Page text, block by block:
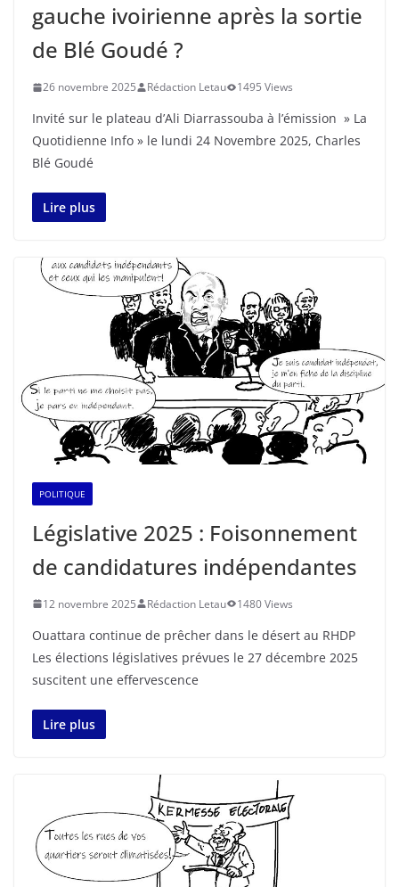
gauche ivoirienne après la sortie
de Blé Goudé ?
26 novembre 2025 Rédaction Letau 1495 Views
Invité sur le plateau d’Ali Diarrassouba à l’émission » La
Quotidienne Info » le lundi 24 Novembre 2025, Charles
Blé Goudé
Lire plus
POLITIQUE
Législative 2025 : Foisonnement
de candidatures indépendantes
12 novembre 2025 Rédaction Letau 1480 Views
Ouattara continue de prêcher dans le désert au RHDP
Les élections législatives prévues le 27 décembre 2025
suscitent une effervescence
Lire plus